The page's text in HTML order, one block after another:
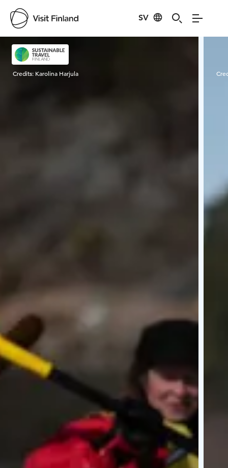
SV
Visit Finland
Credits: Karolina Harjula